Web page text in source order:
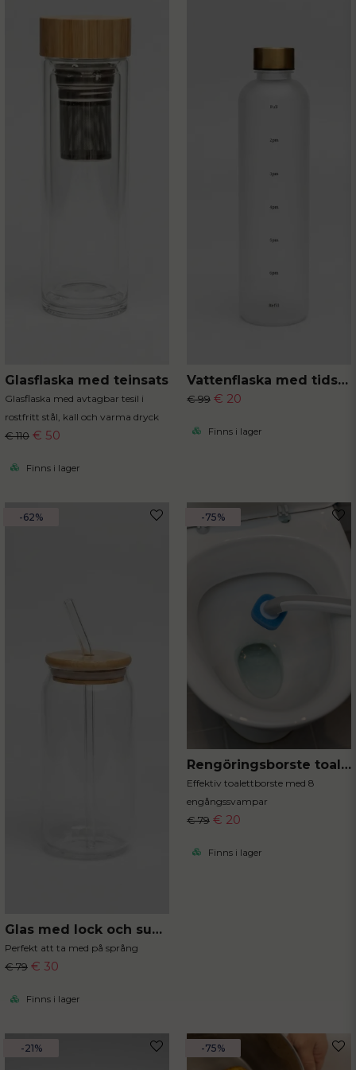
Glasflaska med teinsats
Glasflaska med avtagbar tesil i
rostfritt stål, kall och varma dryck
€ 110 € 50
Finns i lager
Vattenflaska med tidsmarkör
€ 99 € 20
Finns i lager
Glas med lock och sugrör
Perfekt att ta med på språng
€ 79 € 30
Finns i lager
-62%
Rengöringsborste toalett med engångssvampar
Effektiv toalettborste med 8
engångssvampar
€ 79 € 20
Finns i lager
-75%
-21% -75%